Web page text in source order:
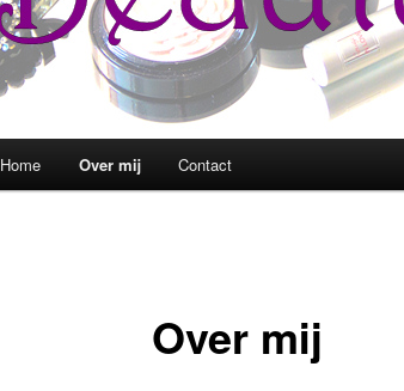
Spring naar de primaire inhoud
Spring naar de secundaire inhoud
Home Over mij Contact
Over mij